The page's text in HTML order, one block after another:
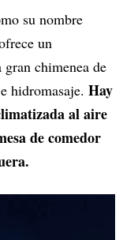
su nombre
un
chimenea de
hidromasaje. Hay
al aire
de comedor